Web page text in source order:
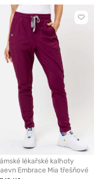
lékařské kalhoty
Embrace Mia třešňové